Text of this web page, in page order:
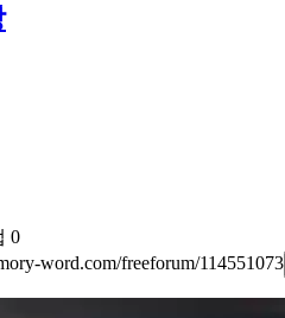
0
word.com/freeforum/114551073